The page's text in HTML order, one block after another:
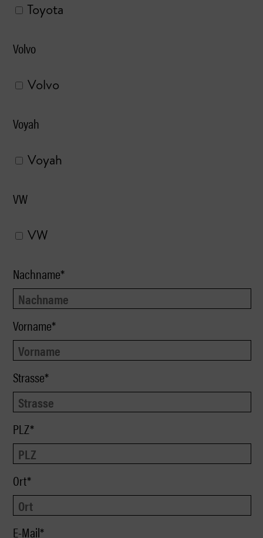
Toyota
Volvo
Volvo
Voyah
Voyah
VW
VW
Nachname*
Vorname*
Strasse*
PLZ*
Ort*
E-Mail*